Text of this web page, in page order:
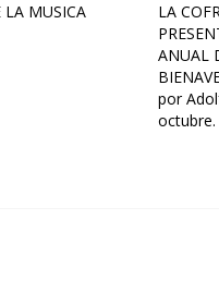
LA MUSICA
LA
ANUAL
por
octubre.